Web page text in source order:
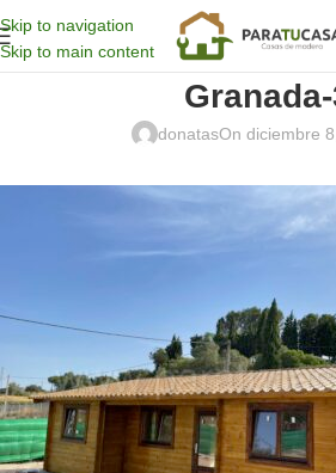
Skip to navigation
Skip to main content
donatasOn diciembre